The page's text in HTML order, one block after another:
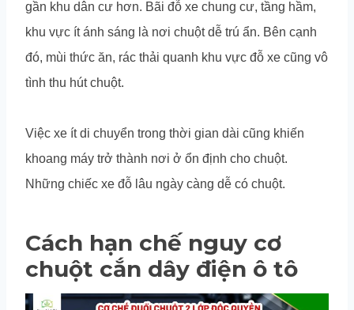
gần khu dân cư hơn. Bãi đỗ xe chung cư, tầng hầm,
khu vực ít ánh sáng là nơi chuột dễ trú ẩn. Bên cạnh
đó, mùi thức ăn, rác thải quanh khu vực đỗ xe cũng vô
tình thu hút chuột.
Việc xe ít di chuyển trong thời gian dài cũng khiến
khoang máy trở thành nơi ở ổn định cho chuột.
Những chiếc xe đỗ lâu ngày càng dễ có chuột.
Cách hạn chế nguy cơ
chuột cắn dây điện ô tô